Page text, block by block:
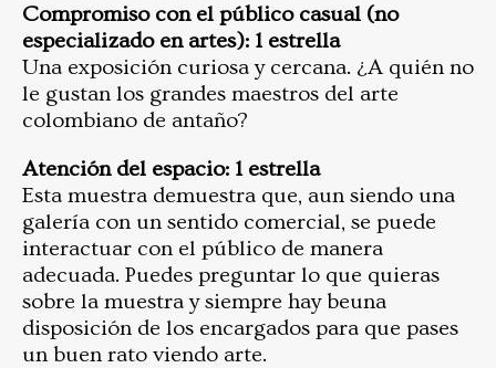
Compromiso con el público casual (no
especializado en artes): 1 estrella
Una exposición curiosa y cercana. ¿A quién no
le gustan los grandes maestros del arte
colombiano de antaño?
Atención del espacio: 1 estrella
Esta muestra demuestra que, aun siendo una
galería con un sentido comercial, se puede
interactuar con el público de manera
adecuada. Puedes preguntar lo que quieras
sobre la muestra y siempre hay beuna
disposición de los encargados para que pases
un buen rato viendo arte.